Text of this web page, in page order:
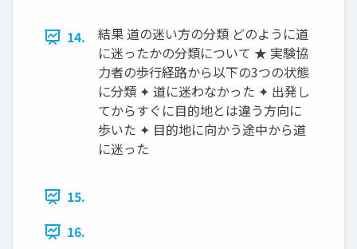
14.
結果 道の迷い方の分類 どのように道
に迷ったかの分類について ★ 実験協
力者の歩行経路から以下の3つの状態
に分類 ✦ 道に迷わなかった ✦ 出発し
てからすぐに目的地とは違う方向に
歩いた ✦ 目的地に向かう途中から道
に迷った
15.
16.